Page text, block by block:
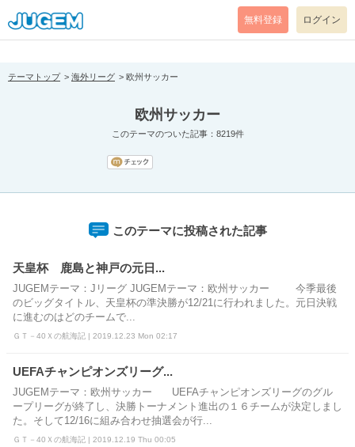
[pear_error: message="Success" code=0 mode=return level=notice
prefix="" info=""]
無料登録 ログイン
テーマトップ 海外リーグ 欧州サッカー
欧州サッカー
このテーマのついた記事：8219件
このテーマに投稿された記事
天皇杯 鹿島と神戸の元日...
JUGEMテーマ：Jリーグ JUGEMテーマ：欧州サッカー 今季最後
のビッグタイトル、天皇杯の準決勝が12/21に行われました。元日決戦
に進むのはどのチームで...
ＧＴ－40Ｘの航海記 | 2019.12.23 Mon 02:17
UEFAチャンピオンズリーグ...
JUGEMテーマ：欧州サッカー UEFAチャンピオンズリーグのグル
ープリーグが終了し、決勝トーナメント進出の１６チームが決定しまし
た。そして12/16に組み合わせ抽選会が行...
ＧＴ－40Ｘの航海記 | 2019.12.19 Thu 00:05